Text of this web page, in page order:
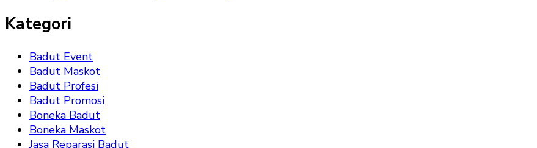
Kategori
Badut Event
Badut Maskot
Badut Profesi
Badut Promosi
Boneka Badut
Boneka Maskot
Jasa Reparasi Badut